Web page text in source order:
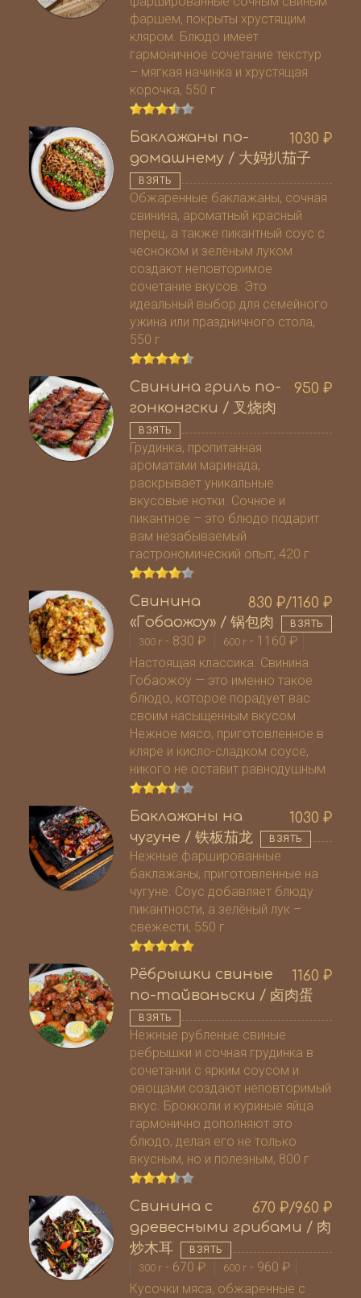
фаршем, покрыты хрустящим
кляром. Блюдо имеет
гармоничное сочетание текстур
– мягкая начинка и хрустящая
корочка, 550 г
1030 ₽
Баклажаны по-
домашнему / 大妈扒茄子
ВЗЯТЬ
Обжаренные баклажаны, сочная
свинина, ароматный красный
перец, а также пикантный соус с
чесноком и зелёным луком
создают неповторимое
сочетание вкусов. Это
идеальный выбор для семейного
ужина или праздничного стола,
550 г
950 ₽
Свинина гриль по-
гонконгски / 叉烧肉
ВЗЯТЬ
Грудинка, пропитанная
ароматами маринада,
раскрывает уникальные
вкусовые нотки. Сочное и
пикантное – это блюдо подарит
вам незабываемый
гастрономический опыт, 420 г
830 ₽/1160 ₽
Свинина
«Гобаожоу» / 锅包肉
ВЗЯТЬ
300 г - 830₽ 600 г - 1160₽
Настоящая классика. Свинина
Гобаожоу — это именно такое
блюдо, которое порадует вас
своим насыщенным вкусом.
Нежное мясо, приготовленное в
кляре и кисло-сладком соусе,
никого не оставит равнодушным
1030 ₽
Баклажаны на
чугуне / 铁板茄龙
ВЗЯТЬ
Нежные фаршированные
баклажаны, приготовленные на
чугуне. Соус добавляет блюду
пикантности, а зелёный лук –
свежести, 550 г
1160 ₽
Рёбрышки свиные
по-тайваньски / 卤肉蛋
ВЗЯТЬ
Нежные рубленые свиные
рёбрышки и сочная грудинка в
сочетании с ярким соусом и
овощами создают неповторимый
вкус. Брокколи и куриные яйца
гармонично дополняют это
блюдо, делая его не только
вкусным, но и полезным, 800 г
670 ₽/960 ₽
Свинина с
древесными грибами / 肉
炒木耳
ВЗЯТЬ
300 г - 670₽ 600 г - 960₽
Кусочки мяса, обжаренные с